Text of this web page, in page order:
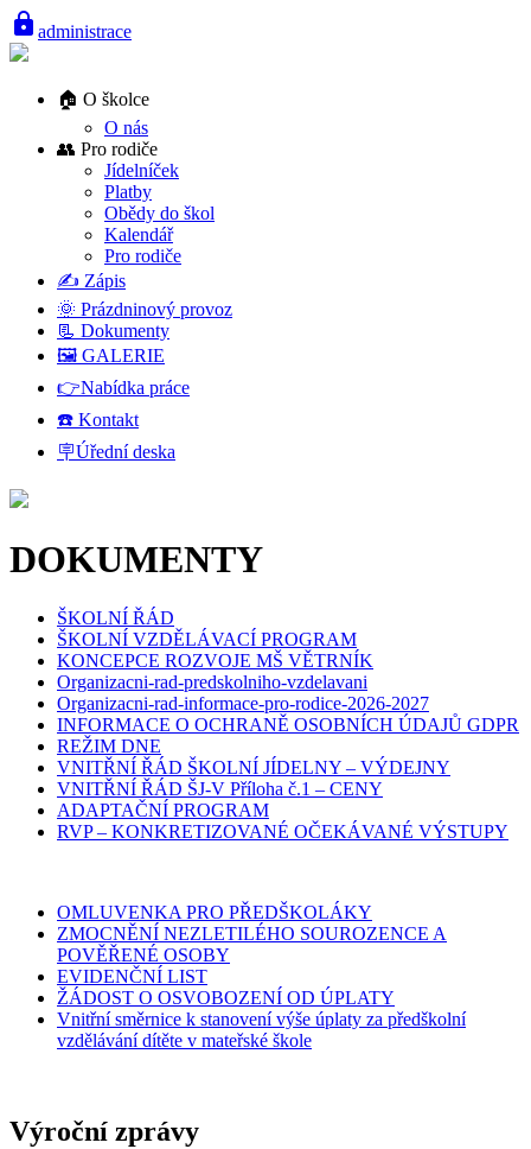
lock administrace
🏠 O školce
O nás
👥 Pro rodiče
Jídelníček
Platby
Obědy do škol
Kalendář
Pro rodiče
✍️ Zápis
🌞 Prázdninový provoz
📃 Dokumenty
🖼️ GALERIE
👉Nabídka práce
☎️ Kontakt
🪧Úřední deska
DOKUMENTY
ŠKOLNÍ ŘÁD
ŠKOLNÍ VZDĚLÁVACÍ PROGRAM
KONCEPCE ROZVOJE MŠ VĚTRNÍK
Organizacni-rad-predskolniho-vzdelavani
Organizacni-rad-informace-pro-rodice-2026-2027
INFORMACE O OCHRANĚ OSOBNÍCH ÚDAJŮ GDPR
REŽIM DNE
VNITŘNÍ ŘÁD ŠKOLNÍ JÍDELNY – VÝDEJNY
VNITŘNÍ ŘÁD ŠJ-V Příloha č.1 – CENY
ADAPTAČNÍ PROGRAM
RVP – KONKRETIZOVANÉ OČEKÁVANÉ VÝSTUPY
OMLUVENKA PRO PŘEDŠKOLÁKY
ZMOCNĚNÍ NEZLETILÉHO SOUROZENCE A
POVĚŘENÉ OSOBY
EVIDENČNÍ LIST
ŽÁDOST O OSVOBOZENÍ OD ÚPLATY
Vnitřní směrnice k stanovení výše úplaty za předškolní
vzdělávání dítěte v mateřské škole
Výroční zprávy